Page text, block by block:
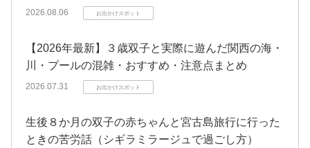
2026.08.06 お出かけスポット
【2026年最新】３歳双子と実際に遊んだ関西の海・
川・プールの混雑・おすすめ・注意点まとめ
2026.07.31 お出かけスポット
生後８か月の双子の赤ちゃんと宮古島旅行に行った
ときの苦労話（シギラミラージュで過ごし方）